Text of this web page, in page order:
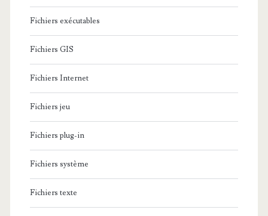
Fichiers exécutables
Fichiers GIS
Fichiers Internet
Fichiers jeu
Fichiers plug-in
Fichiers système
Fichiers texte